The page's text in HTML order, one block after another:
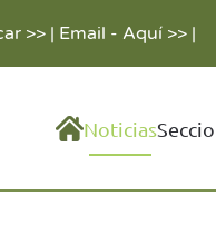
>>| Email - Aquí >>|
Noticias